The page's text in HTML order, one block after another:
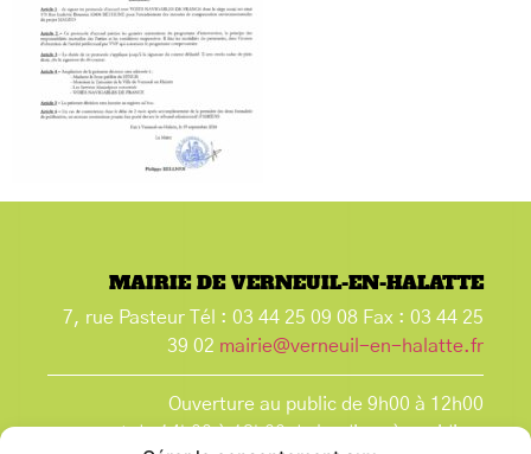
MAIRIE DE VERNEUIL-EN-HALATTE
7, rue Pasteur Tél : 03 44 25 09 08 Fax : 03 44 25
39 02 mairie@verneuil-en-halatte.fr
Ouverture au public de 9h00 à 12h00
et de 14h00 à 18h00 du lundi après-midi au